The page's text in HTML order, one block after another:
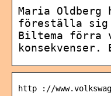
Maria Oldberg
föreställa sig
Biltema förra
konsekvenser.
http ://